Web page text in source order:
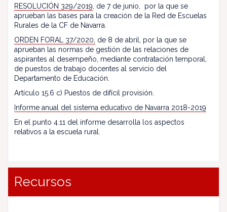
RESOLUCIÓN 329/2019 , de 7 de junio, por la que se
aprueban las bases para la creación de la Red de Escuelas
Rurales de la CF de Navarra.
ORDEN FORAL 37/2020, de 8 de abril, por la que se
aprueban las normas de gestión de las relaciones de
aspirantes al desempeño, mediante contratación temporal,
de puestos de trabajo docentes al servicio del
Departamento de Educación.
Artículo 15.6 c) Puestos de difícil provisión.
Informe anual del sistema educativo de Navarra 2018-2019
En el punto 4.11 del informe desarrolla los aspectos
relativos a la escuela rural.
Recursos